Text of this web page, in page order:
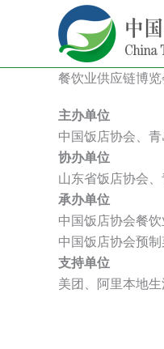
容
餐饮业供应链博
主办单位
中国饭店协会、
协办单位
山东省饭店协会
承办单位
中国饭店协会餐
中国饭店协会预
支持单位
美团、阿里本地生